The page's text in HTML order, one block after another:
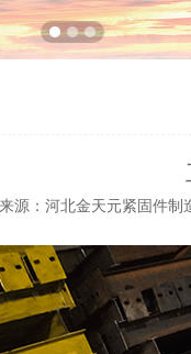
来源：河北金天元紧固件